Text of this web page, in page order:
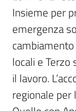
Insieme per
emergenza
locali e
il lavoro.
regionale per